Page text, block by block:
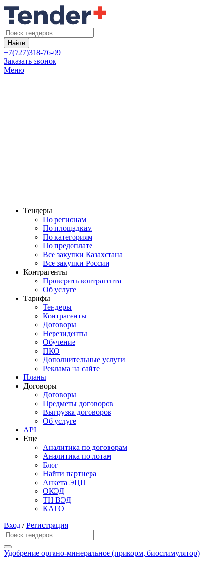
Найти
+7(727)318-76-09
Заказать звонок
Меню
Тендеры
По регионам
По площадкам
По категориям
По предоплате
Все закупки Казахстана
Все закупки России
Контрагенты
Проверить контрагента
Об услуге
Тарифы
Тендеры
Контрагенты
Договоры
Нерезиденты
Обучение
ПКО
Дополнительные услуги
Реклама на сайте
Планы
Договоры
Договоры
Предметы договоров
Выгрузка договоров
Об услуге
API
Еще
Аналитика по договорам
Аналитика по лотам
Блог
Найти партнера
Анкета ЭЦП
ОКЭД
ТН ВЭД
КАТО
Вход /Регистрация
Удобрение органо-минеральное (прикорм, биостимулятор)